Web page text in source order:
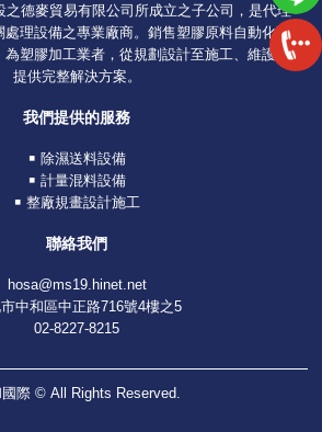
之德麥貿易有限公司所成立之子公司，是代理
處理設備之專業廠商。銷售塑膠原料自動化除
塑膠加工業者，從規劃設計至施工、維護，
提供完整解決方案。
我們提供的服務
￭ 除濕送料設備
￭ 計量混料設備
￭ 整廠規畫設計施工
聯絡我們
hosa@ms19.hinet.net
中和區中正路716號4樓之5
02-8227-8215
際 © All Rights Reserved.